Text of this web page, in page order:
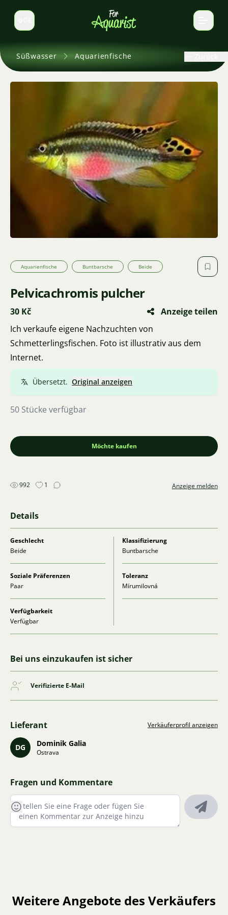
Sprache wechseln
Süßwasser Aquarienfische
Aquarienfische Buntbarsche Beide
Pelvicachromis pulcher
30 Kč
Anzeige teilen
Ich verkaufe eigene Nachzuchten von
Schmetterlingsfischen. Foto ist illustrativ aus dem
Internet.
Übersetzt. Original anzeigen
50 Stücke verfügbar
Möchte kaufen
992 1 Anzeige melden
Details
Geschlecht
Beide
Klassifizierung
Buntbarsche
Soziale Präferenzen
Paar
Toleranz
Mírumilovná
Verfügbarkeit
Verfügbar
Bei uns einzukaufen ist sicher
Verifizierte E-Mail
Lieferant Verkäuferprofil anzeigen
DG Dominik Galia
Ostrava
Fragen und Kommentare
Weitere Angebote des Verkäufers